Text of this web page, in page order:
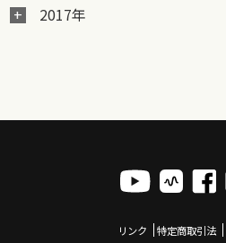
2017年
リンク 特定商取引法